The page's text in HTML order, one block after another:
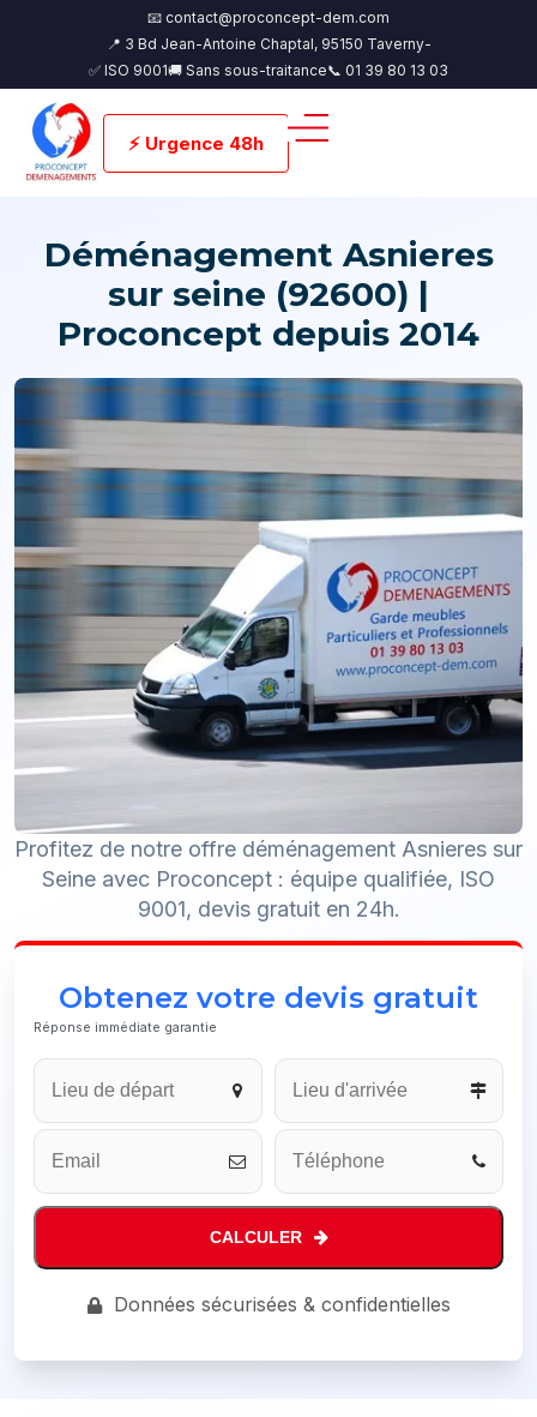
📧 contact@proconcept-dem.com
📍 3 Bd Jean-Antoine Chaptal, 95150 Taverny-
✅ ISO 9001🚚 Sans sous-traitance📞 01 39 80 13 03
⚡ Urgence 48h
Déménagement Asnieres
sur seine (92600) |
Proconcept depuis 2014
Profitez de notre offre déménagement Asnieres sur
Seine avec Proconcept : équipe qualifiée, ISO
9001, devis gratuit en 24h.
Obtenez votre devis gratuit
Réponse immédiate garantie
CALCULER
Données sécurisées & confidentielles